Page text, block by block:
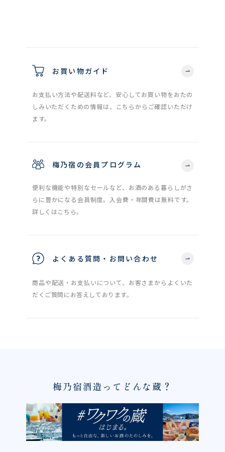
お買い物ガイド
お支払い方法や配送料など、安心してお買い物をおたの
しみいただくための情報は、こちらからご確認いただけ
ます。
梅乃宿の会員プログラム
便利な機能や特別なセールなど、お酒のある暮らしがさ
らに豊かになる会員制度。入会費・年間費は無料です。
詳しくはこちら。
よくある質問・お問い合わせ
商品や配送・お支払いについて、お客さまからよくいた
だくご質問にお答えしております。
梅乃宿酒造ってどんな蔵？